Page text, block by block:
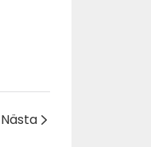
Nästa